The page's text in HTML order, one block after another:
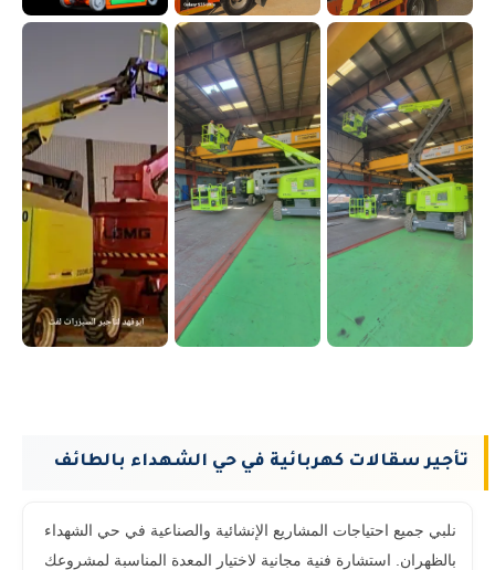
تأجير سقالات كهربائية في حي الشهداء بالطائف
نلبي جميع احتياجات المشاريع الإنشائية والصناعية في حي الشهداء
بالظهران. استشارة فنية مجانية لاختيار المعدة المناسبة لمشروعك